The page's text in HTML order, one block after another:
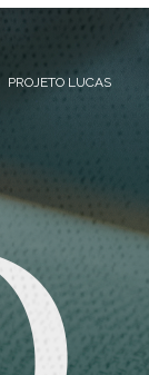
PROJETO LUCAS